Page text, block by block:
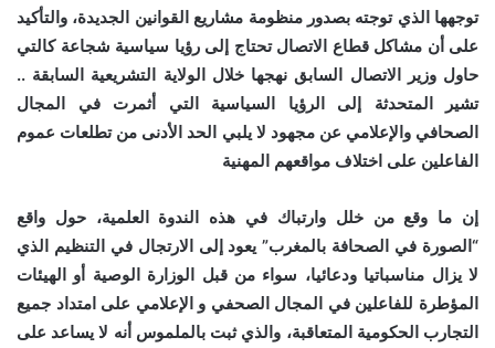
توجهها الذي توجته بصدور منظومة مشاريع القوانين الجديدة، والتأكيد
على أن مشاكل قطاع الاتصال تحتاج إلى رؤيا سياسية شجاعة كالتي
حاول وزير الاتصال السابق نهجها خلال الولاية التشريعية السابقة ..
تشير المتحدثة إلى الرؤيا السياسية التي أثمرت في المجال
الصحافي والإعلامي عن مجهود لا يلبي الحد الأدنى من تطلعات عموم
الفاعلين على اختلاف مواقعهم المهنية
إن ما وقع من خلل وارتباك في هذه الندوة العلمية، حول واقع
“الصورة في الصحافة بالمغرب” يعود إلى الارتجال في التنظيم الذي
لا يزال مناسباتيا ودعائيا، سواء من قبل الوزارة الوصية أو الهيئات
المؤطرة للفاعلين في المجال الصحفي و الإعلامي على امتداد جميع
التجارب الحكومية المتعاقبة، والذي ثبت بالملموس أنه لا يساعد على